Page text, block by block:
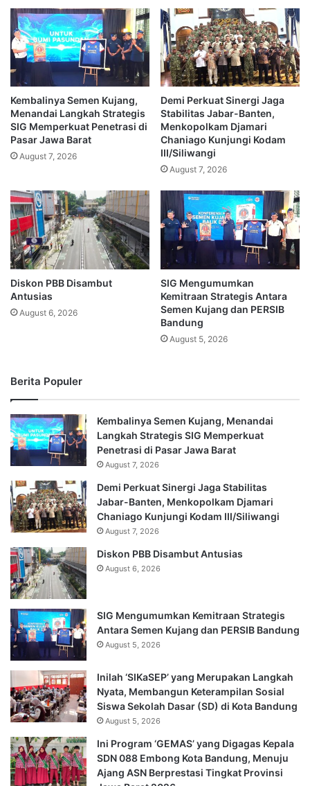
Kembalinya Semen Kujang,
Menandai Langkah Strategis
SIG Memperkuat Penetrasi di
Pasar Jawa Barat
August 7, 2026
Demi Perkuat Sinergi Jaga
Stabilitas Jabar-Banten,
Menkopolkam Djamari
Chaniago Kunjungi Kodam
III/Siliwangi
August 7, 2026
Diskon PBB Disambut
Antusias
August 6, 2026
SIG Mengumumkan
Kemitraan Strategis Antara
Semen Kujang dan PERSIB
Bandung
August 5, 2026
Berita Populer
Kembalinya Semen Kujang, Menandai
Langkah Strategis SIG Memperkuat
Penetrasi di Pasar Jawa Barat
August 7, 2026
Demi Perkuat Sinergi Jaga Stabilitas
Jabar-Banten, Menkopolkam Djamari
Chaniago Kunjungi Kodam III/Siliwangi
August 7, 2026
Diskon PBB Disambut Antusias
August 6, 2026
SIG Mengumumkan Kemitraan Strategis
Antara Semen Kujang dan PERSIB Bandung
August 5, 2026
Inilah ‘SIKaSEP’ yang Merupakan Langkah
Nyata, Membangun Keterampilan Sosial
Siswa Sekolah Dasar (SD) di Kota Bandung
August 5, 2026
Ini Program ‘GEMAS’ yang Digagas Kepala
SDN 088 Embong Kota Bandung, Menuju
Ajang ASN Berprestasi Tingkat Provinsi